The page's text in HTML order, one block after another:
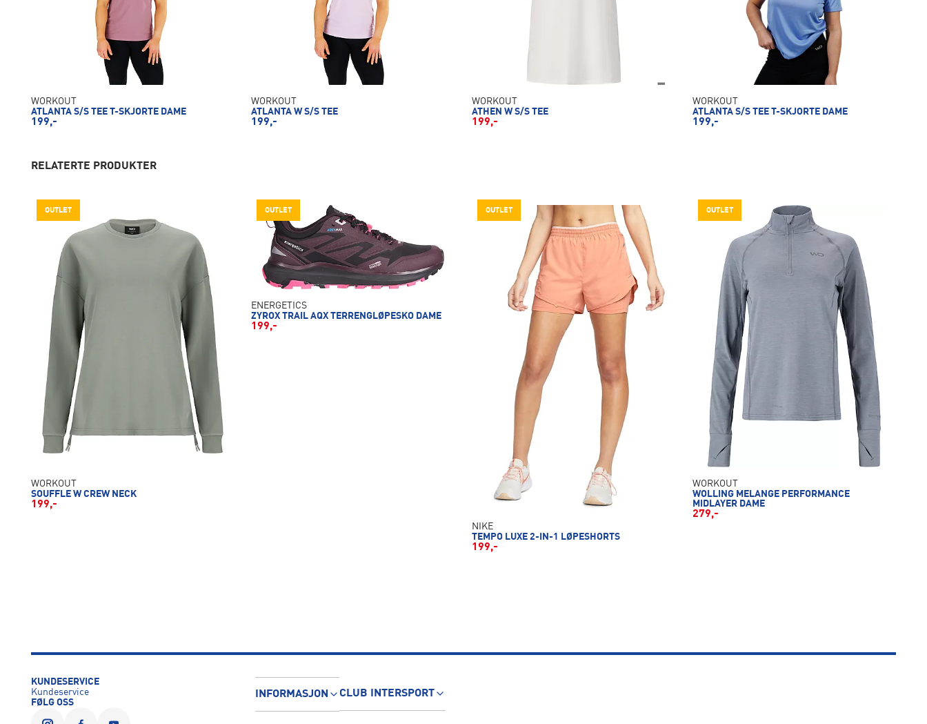
WORKOUT
ATLANTA S/S TEE T-SKJORTE DAME
199,-
WORKOUT
ATLANTA W S/S TEE
199,-
WORKOUT
ATHEN W S/S TEE
199,-
WORKOUT
ATLANTA S/S TEE T-SKJORTE DAME
199,-
RELATERTE PRODUKTER
OUTLET
WORKOUT
SOUFFLE W CREW NECK
199,-
OUTLET
ENERGETICS
ZYROX TRAIL AQX TERRENGLØPESKO DAME
199,-
OUTLET
NIKE
TEMPO LUXE 2-IN-1 LØPESHORTS
199,-
OUTLET
WORKOUT
WOLLING MELANGE PERFORMANCE
MIDLAYER DAME
279,-
KUNDESERVICE
Kundeservice
FØLG OSS
INFORMASJON CLUB INTERSPORT